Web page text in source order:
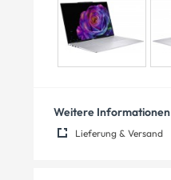
Weitere Informationen
Lieferung & Versand